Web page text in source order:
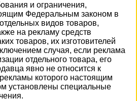
и ограничения,
Федеральным законом в
видов товаров,
на рекламу средств
товаров, их изготовителей
случая, если реклама
отдельного товара, его
явно не относится к
которого настоящим
установлены специальные